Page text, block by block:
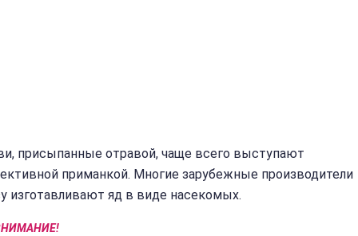
присыпанные отравой, чаще всего выступают
приманкой. Многие зарубежные производители
изготавливают яд в виде насекомых.